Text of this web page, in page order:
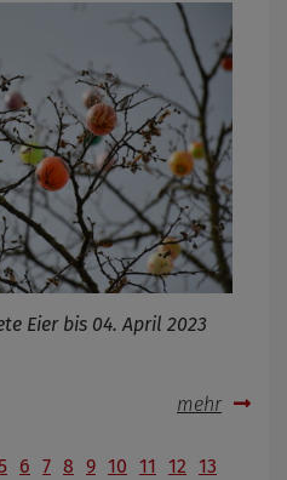
Eier bis 04. April 2023
mehr
6 7 8 9 10 11 12 13